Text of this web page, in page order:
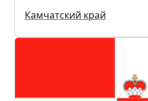
Камчатский край